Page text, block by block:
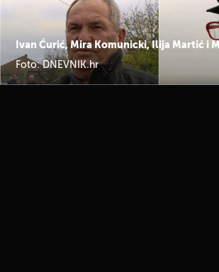
Ivan Ćurić, Mira Komunicki, Ilija Martić i
Foto: DNEVNIK.hr